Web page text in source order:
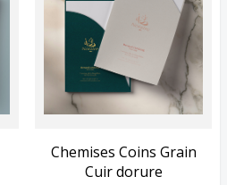
Chemises Coins Grain
Cuir dorure